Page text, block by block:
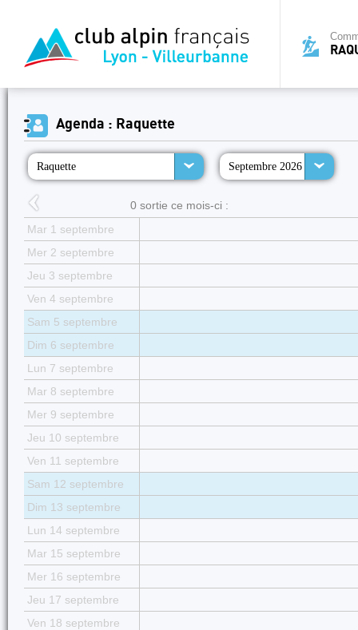
Agenda : Raquette
Raquette Septembre 2026
0 sortie ce mois-ci :
Mar 1 septembre
Mer 2 septembre
Jeu 3 septembre
Ven 4 septembre
Sam 5 septembre
Dim 6 septembre
Lun 7 septembre
Mar 8 septembre
Mer 9 septembre
Jeu 10 septembre
Ven 11 septembre
Sam 12 septembre
Dim 13 septembre
Lun 14 septembre
Mar 15 septembre
Mer 16 septembre
Jeu 17 septembre
Ven 18 septembre